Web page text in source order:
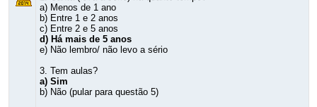
a) Menos de 1 ano
b) Entre 1 e 2 anos
c) Entre 2 e 5 anos
d) Há mais de 5 anos
e) Não lembro/ não levo a sério
3. Tem aulas?
a) Sim
b) Não (pular para questão 5)